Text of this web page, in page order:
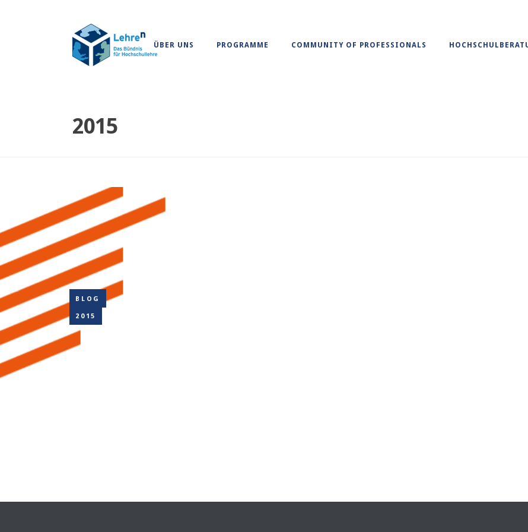
ÜBER UNS PROGRAMME COMMUNITY OF PROFESSIONALS
2015
BLOG
2015